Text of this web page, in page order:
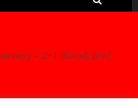
– 2+1 důvod, proč